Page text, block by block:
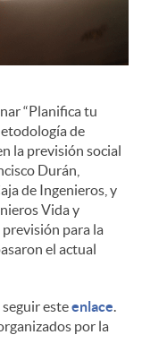
“Planifica tu
de
la previsión social
Durán,
de Ingenieros, y
Vida y
para la
el actual
esteenlace.
por la